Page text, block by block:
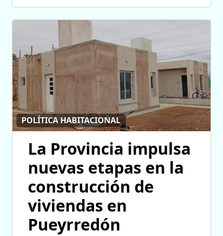
POLÍTICA HABITACIONAL
La Provincia impulsa
nuevas etapas en la
construcción de
viviendas en
Pueyrredón